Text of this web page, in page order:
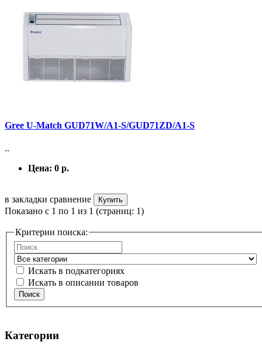
Gree U-Match GUD71W/A1-S/GUD71ZD/A1-S
..
Цена: 0 р.
в закладки сравнение Купить
Показано с 1 по 1 из 1 (страниц: 1)
Критерии поиска:
Искать в подкатегориях
Искать в описании товаров
Поиск
Категории